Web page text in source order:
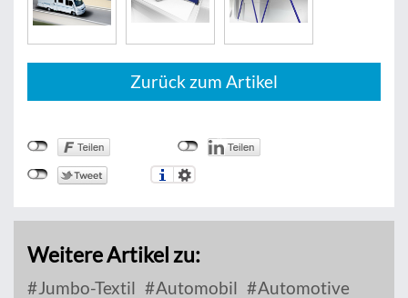
Zurück zum Artikel
Weitere Artikel zu:
Jumbo-Textil Automobil
Automotive